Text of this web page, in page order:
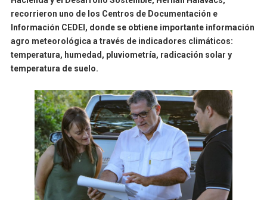
recorrieron uno de los Centros de Documentación e
Información CEDEI, donde se obtiene importante información
agro meteorológica a través de indicadores climáticos:
temperatura, humedad, pluviometría, radicación solar y
temperatura de suelo.